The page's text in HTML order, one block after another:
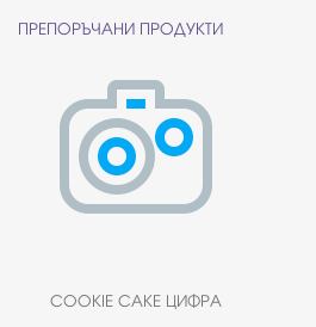
ПРЕПОРЪЧАНИ ПРОДУКТИ
COOKIE CAKE ЦИФРА